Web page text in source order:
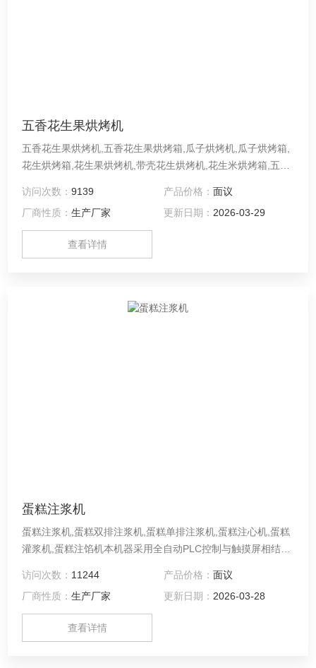
五香花生果烘烤机
五香花生果烘烤机,五香花生果烘烤箱,瓜子烘烤机,瓜子烘烤箱,
花生烘烤箱,花生果烘烤机,带壳花生烘烤机,花生米烘烤箱,五香
花生米烘干设备本机适用花生、瓜子、开心果、榛子、杏仁等
坚果类物料的烘烤，加热可采用天然气、液化气。具备烘烤与
冷却一体，烘烤时间、速度、温度可控，可调，故障报警、烘
烤均匀、产量高、无污染、无损伤、明火加热、口味浓香等特
访问次数：9139 产品价格： 面议
厂商性质：生产厂家 更新日期： 2026-03-29
查看详情
蛋糕注浆机
蛋糕注浆机,蛋糕双排注浆机,蛋糕单排注浆机,蛋糕注心机,蛋糕
灌浆机,蛋糕注馅机本机器采用全自动PLC控制与触摸屏相结
及重量更加稳定，注浆的多寡可以随意调整。
访问次数： 11244 产品价格： 面议
厂商性质：生产厂家 更新日期： 2026-03-28
查看详情